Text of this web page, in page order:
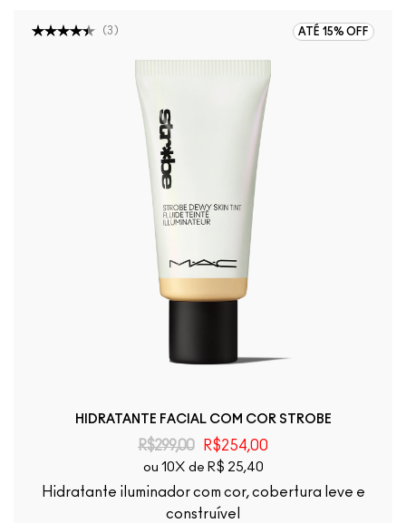
ATÉ 15% OFF
(3 )
HIDRATANTE FACIAL COM COR STROBE
R$299,00 R$254,00
ou 10X de R$ 25,40
Hidratante iluminador com cor, cobertura leve e
construível